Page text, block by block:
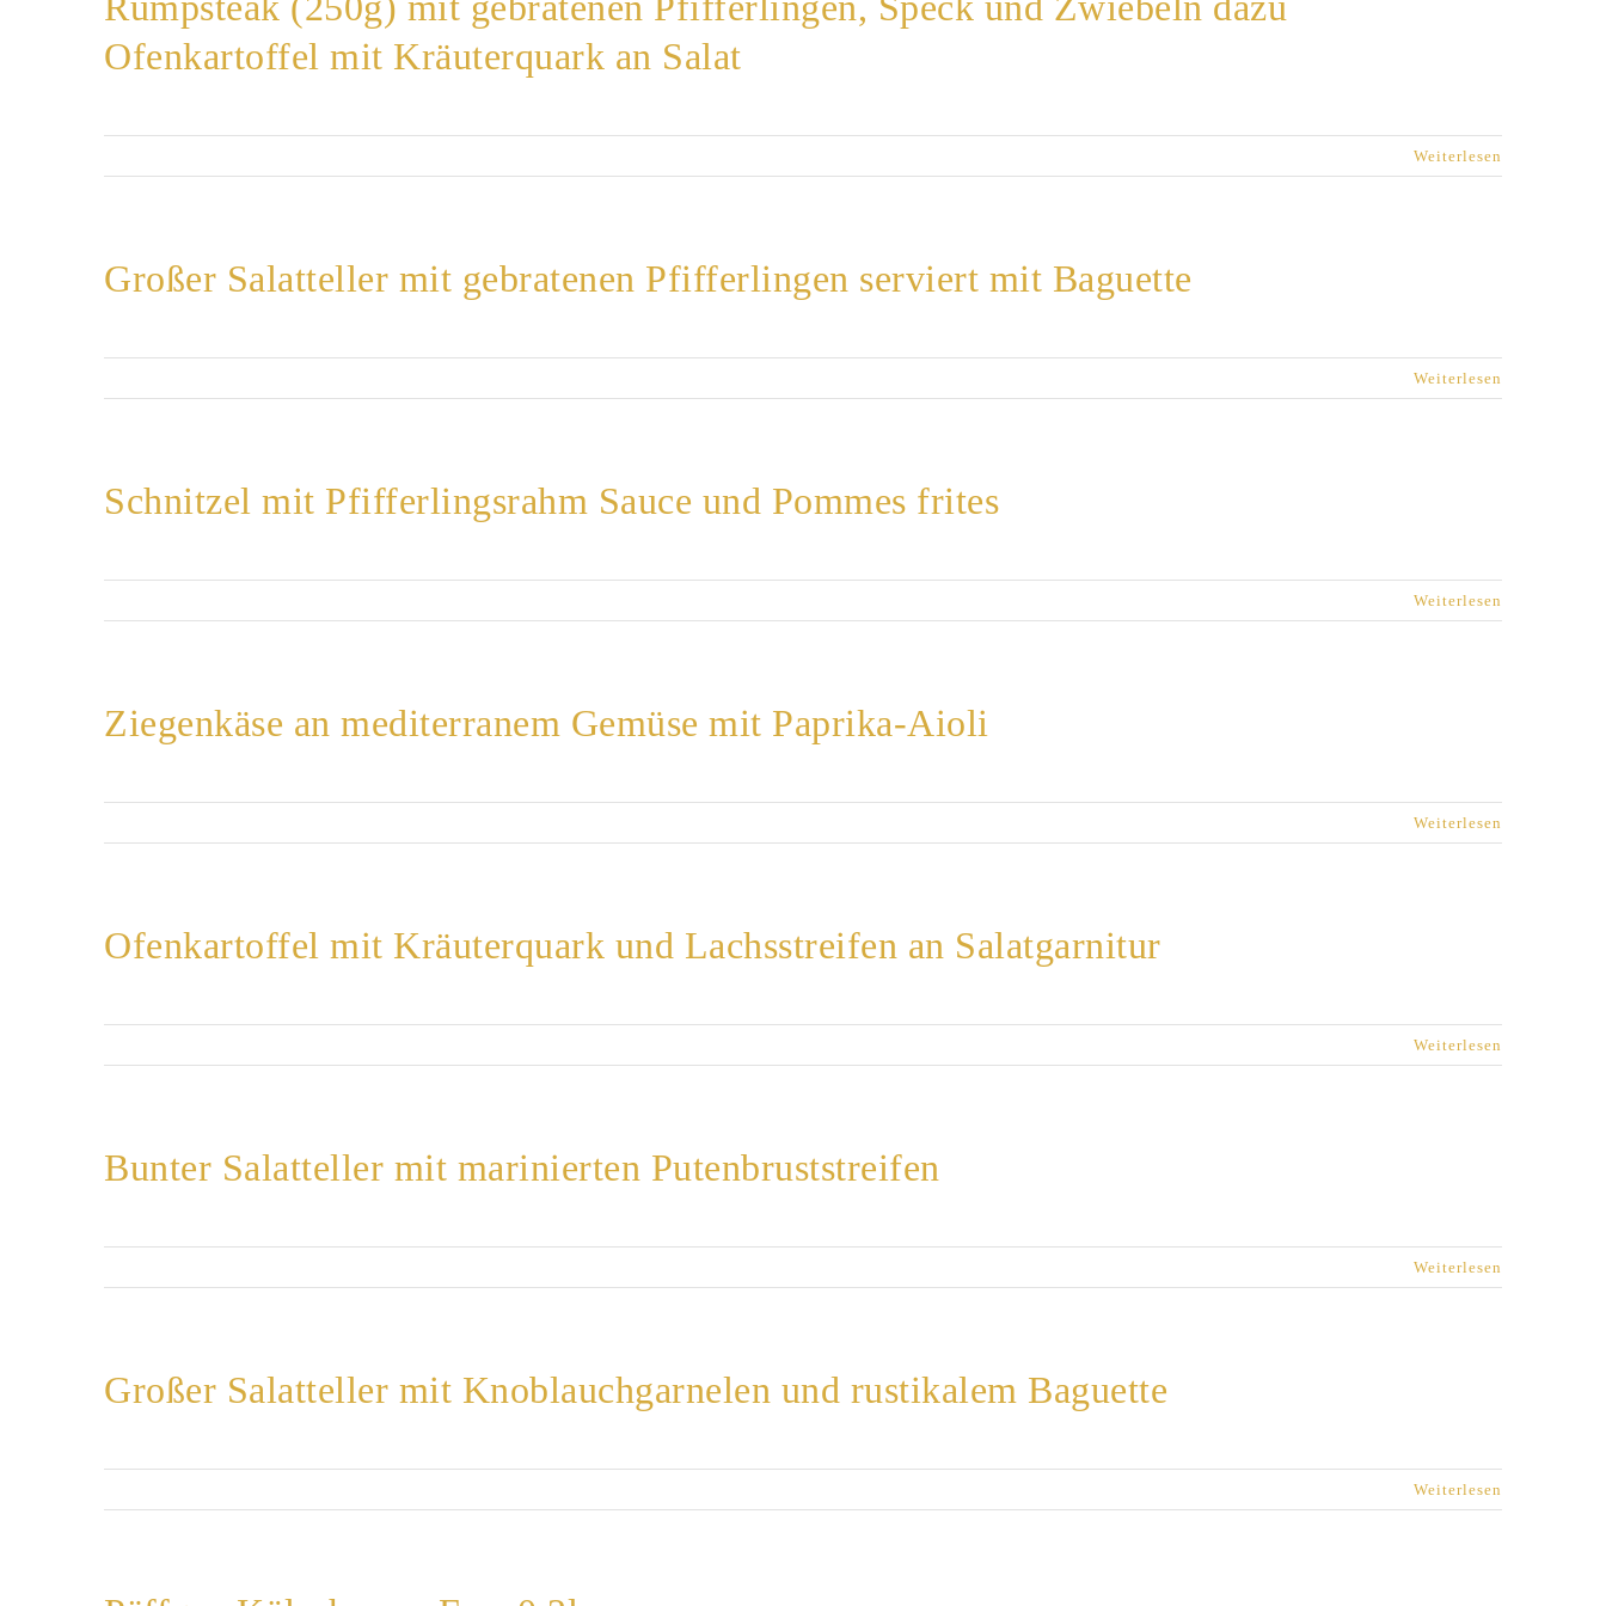
Ofenkartoffel mit Kräuterquark an Salat
Weiterlesen
Großer Salatteller mit gebratenen Pfifferlingen serviert mit Baguette
Weiterlesen
Schnitzel mit Pfifferlingsrahm Sauce und Pommes frites
Weiterlesen
Ziegenkäse an mediterranem Gemüse mit Paprika-Aioli
Weiterlesen
Ofenkartoffel mit Kräuterquark und Lachsstreifen an Salatgarnitur
Weiterlesen
Bunter Salatteller mit marinierten Putenbruststreifen
Weiterlesen
Großer Salatteller mit Knoblauchgarnelen und rustikalem Baguette
Weiterlesen